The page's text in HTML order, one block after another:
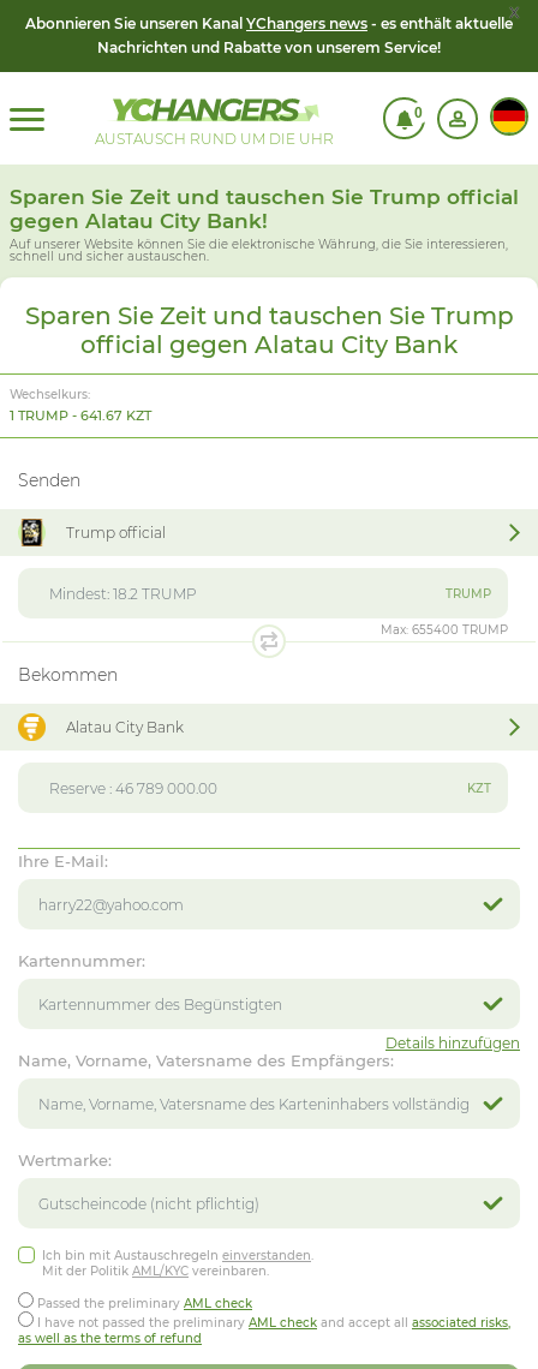
Abonnieren Sie unseren Kanal YChangers news - es enthält aktuelle
Nachrichten und Rabatte von unserem Service!
x
AUSTAUSCH RUND UM DIE UHR
0
Sparen Sie Zeit und tauschen Sie Trump official
gegen Alatau City Bank!
Auf unserer Website können Sie die elektronische Währung, die Sie interessieren,
schnell und sicher austauschen.
Sparen Sie Zeit und tauschen Sie Trump
official gegen Alatau City Bank
Wechselkurs:
1 TRUMP - 641.67 KZT
Senden
Trump official
TRUMP
Max: 655400 TRUMP
Bekommen
Alatau City Bank
KZT
Ihre E-Mail:
Kartennummer:
Details hinzufügen
Name, Vorname, Vatersname des Empfängers:
Wertmarke:
Ich bin mit Austauschregeln einverstanden.
Mit der Politik AML/KYC vereinbaren.
Passed the preliminary AML check
I have not passed the preliminary AML check and accept all associated risks,
as well as the terms of refund